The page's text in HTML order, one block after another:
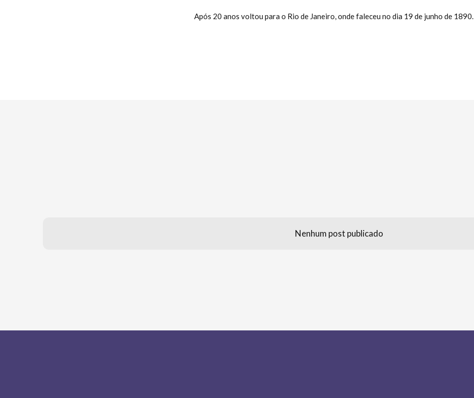
Após 20 anos voltou para o Rio de Janeiro, onde faleceu no dia 19 de junho de 1890.
Nenhum post publicado